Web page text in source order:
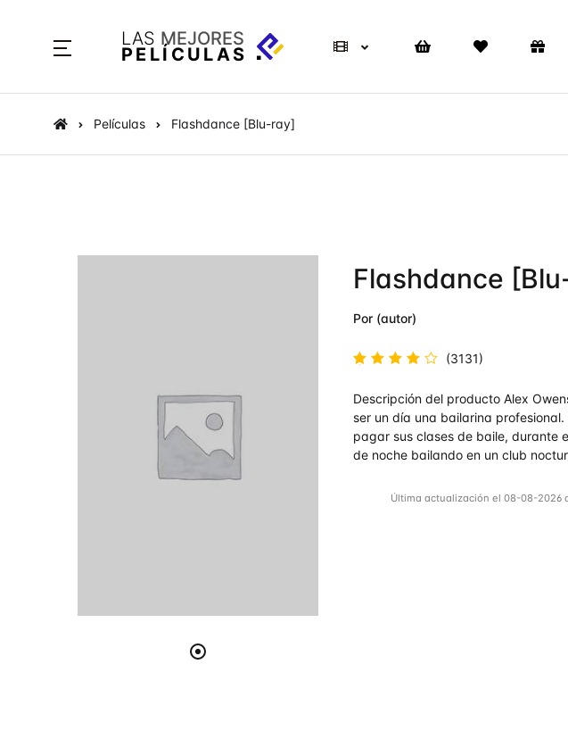
LAS MEJORES
PELÍCULAS
Películas Flashdance [Blu-ray]
Flashdance
Por (autor)
en4.5
(3131)
Descripción del producto Alex
ser un día una bailarina
pagar sus clases de baile, durante
de noche bailando en un club
Última actualización el 08-08-2026